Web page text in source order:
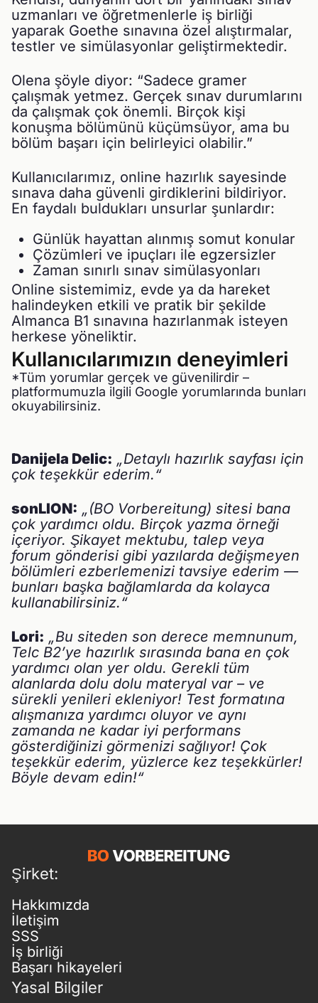
uzmanları ve öğretmenlerle iş birliği
yaparak Goethe sınavına özel alıştırmalar,
testler ve simülasyonlar geliştirmektedir.
Olena şöyle diyor: “Sadece gramer
çalışmak yetmez. Gerçek sınav durumlarını
da çalışmak çok önemli. Birçok kişi
konuşma bölümünü küçümsüyor, ama bu
bölüm başarı için belirleyici olabilir.”
Kullanıcılarımız, online hazırlık sayesinde
sınava daha güvenli girdiklerini bildiriyor.
En faydalı buldukları unsurlar şunlardır:
Günlük hayattan alınmış somut konular
Çözümleri ve ipuçları ile egzersizler
Zaman sınırlı sınav simülasyonları
Online sistemimiz, evde ya da hareket
halindeyken etkili ve pratik bir şekilde
Almanca B1 sınavına hazırlanmak isteyen
herkese yöneliktir.
Kullanıcılarımızın deneyimleri
*Tüm yorumlar gerçek ve güvenilirdir –
platformumuzla ilgili Google yorumlarında bunları
okuyabilirsiniz.
Danijela Delic: „Detaylı hazırlık sayfası için
çok teşekkür ederim.“
sonLION: „(BO Vorbereitung) sitesi bana
çok yardımcı oldu. Birçok yazma örneği
içeriyor. Şikayet mektubu, talep veya
forum gönderisi gibi yazılarda değişmeyen
bölümleri ezberlemenizi tavsiye ederim —
bunları başka bağlamlarda da kolayca
kullanabilirsiniz.“
Lori: „Bu siteden son derece memnunum,
Telc B2’ye hazırlık sırasında bana en çok
yardımcı olan yer oldu. Gerekli tüm
alanlarda dolu dolu materyal var – ve
sürekli yenileri ekleniyor! Test formatına
alışmanıza yardımcı oluyor ve aynı
zamanda ne kadar iyi performans
gösterdiğinizi görmenizi sağlıyor! Çok
teşekkür ederim, yüzlerce kez teşekkürler!
Böyle devam edin!“
Şirket:
Hakkımızda
İletişim
SSS
İş birliği
Başarı hikayeleri
Yasal Bilgiler